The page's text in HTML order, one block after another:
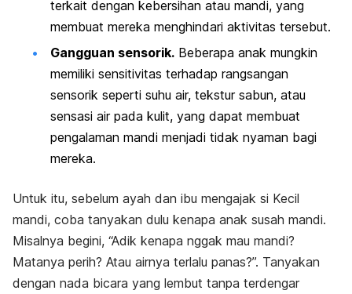
terkait dengan kebersihan atau mandi, yang
membuat mereka menghindari aktivitas tersebut.
Gangguan sensorik. Beberapa anak mungkin
memiliki sensitivitas terhadap rangsangan
sensorik seperti suhu air, tekstur sabun, atau
sensasi air pada kulit, yang dapat membuat
pengalaman mandi menjadi tidak nyaman bagi
mereka.
Untuk itu, sebelum ayah dan ibu mengajak si Kecil
mandi, coba tanyakan dulu kenapa anak susah mandi.
Misalnya begini, “Adik kenapa nggak mau mandi?
Matanya perih? Atau airnya terlalu panas?”. Tanyakan
dengan nada bicara yang lembut tanpa terdengar